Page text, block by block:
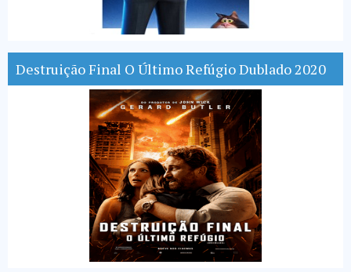
Destruição Final O Último Refúgio Dublado 2020